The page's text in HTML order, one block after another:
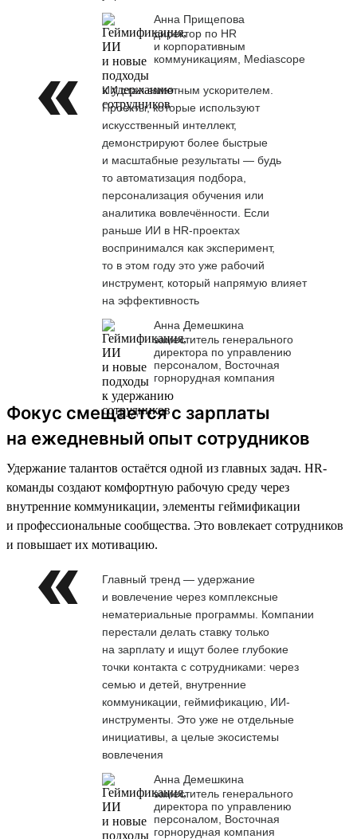
Анна Прищепова
директор по HR
и корпоративным
коммуникациям, Mediascope
ИИ стал заметным ускорителем.
Проекты, которые используют
искусственный интеллект,
демонстрируют более быстрые
и масштабные результаты — будь
то автоматизация подбора,
персонализация обучения или
аналитика вовлечённости. Если
раньше ИИ в HR-проектах
воспринимался как эксперимент,
то в этом году это уже рабочий
инструмент, который напрямую влияет
на эффективность
Анна Демешкина
заместитель генерального
директора по управлению
персоналом, Восточная
горнорудная компания
Фокус смещается с зарплаты
на ежедневный опыт сотрудников
Удержание талантов остаётся одной из главных задач. HR-
команды создают комфортную рабочую среду через
внутренние коммуникации, элементы геймификации
и профессиональные сообщества. Это вовлекает сотрудников
и повышает их мотивацию.
Главный тренд — удержание
и вовлечение через комплексные
нематериальные программы. Компании
перестали делать ставку только
на зарплату и ищут более глубокие
точки контакта с сотрудниками: через
семью и детей, внутренние
коммуникации, геймификацию, ИИ-
инструменты. Это уже не отдельные
инициативы, а целые экосистемы
вовлечения
Анна Демешкина
заместитель генерального
директора по управлению
персоналом, Восточная
горнорудная компания